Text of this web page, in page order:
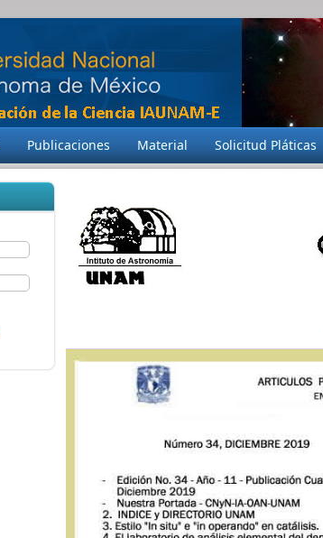
Publicaciones Material Solicitud Pláticas